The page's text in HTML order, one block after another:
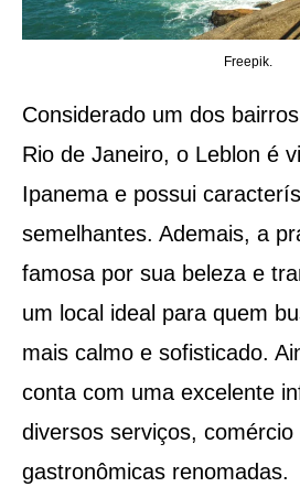
Freepik.
Considerado um dos
Rio de Janeiro, o Leblon é
Ipanema e possui
semelhantes. Ademais, a
famosa por sua beleza e
um local ideal para quem
mais calmo e sofisticado.
conta com uma excelente
diversos serviços,
gastronômicas renomadas.